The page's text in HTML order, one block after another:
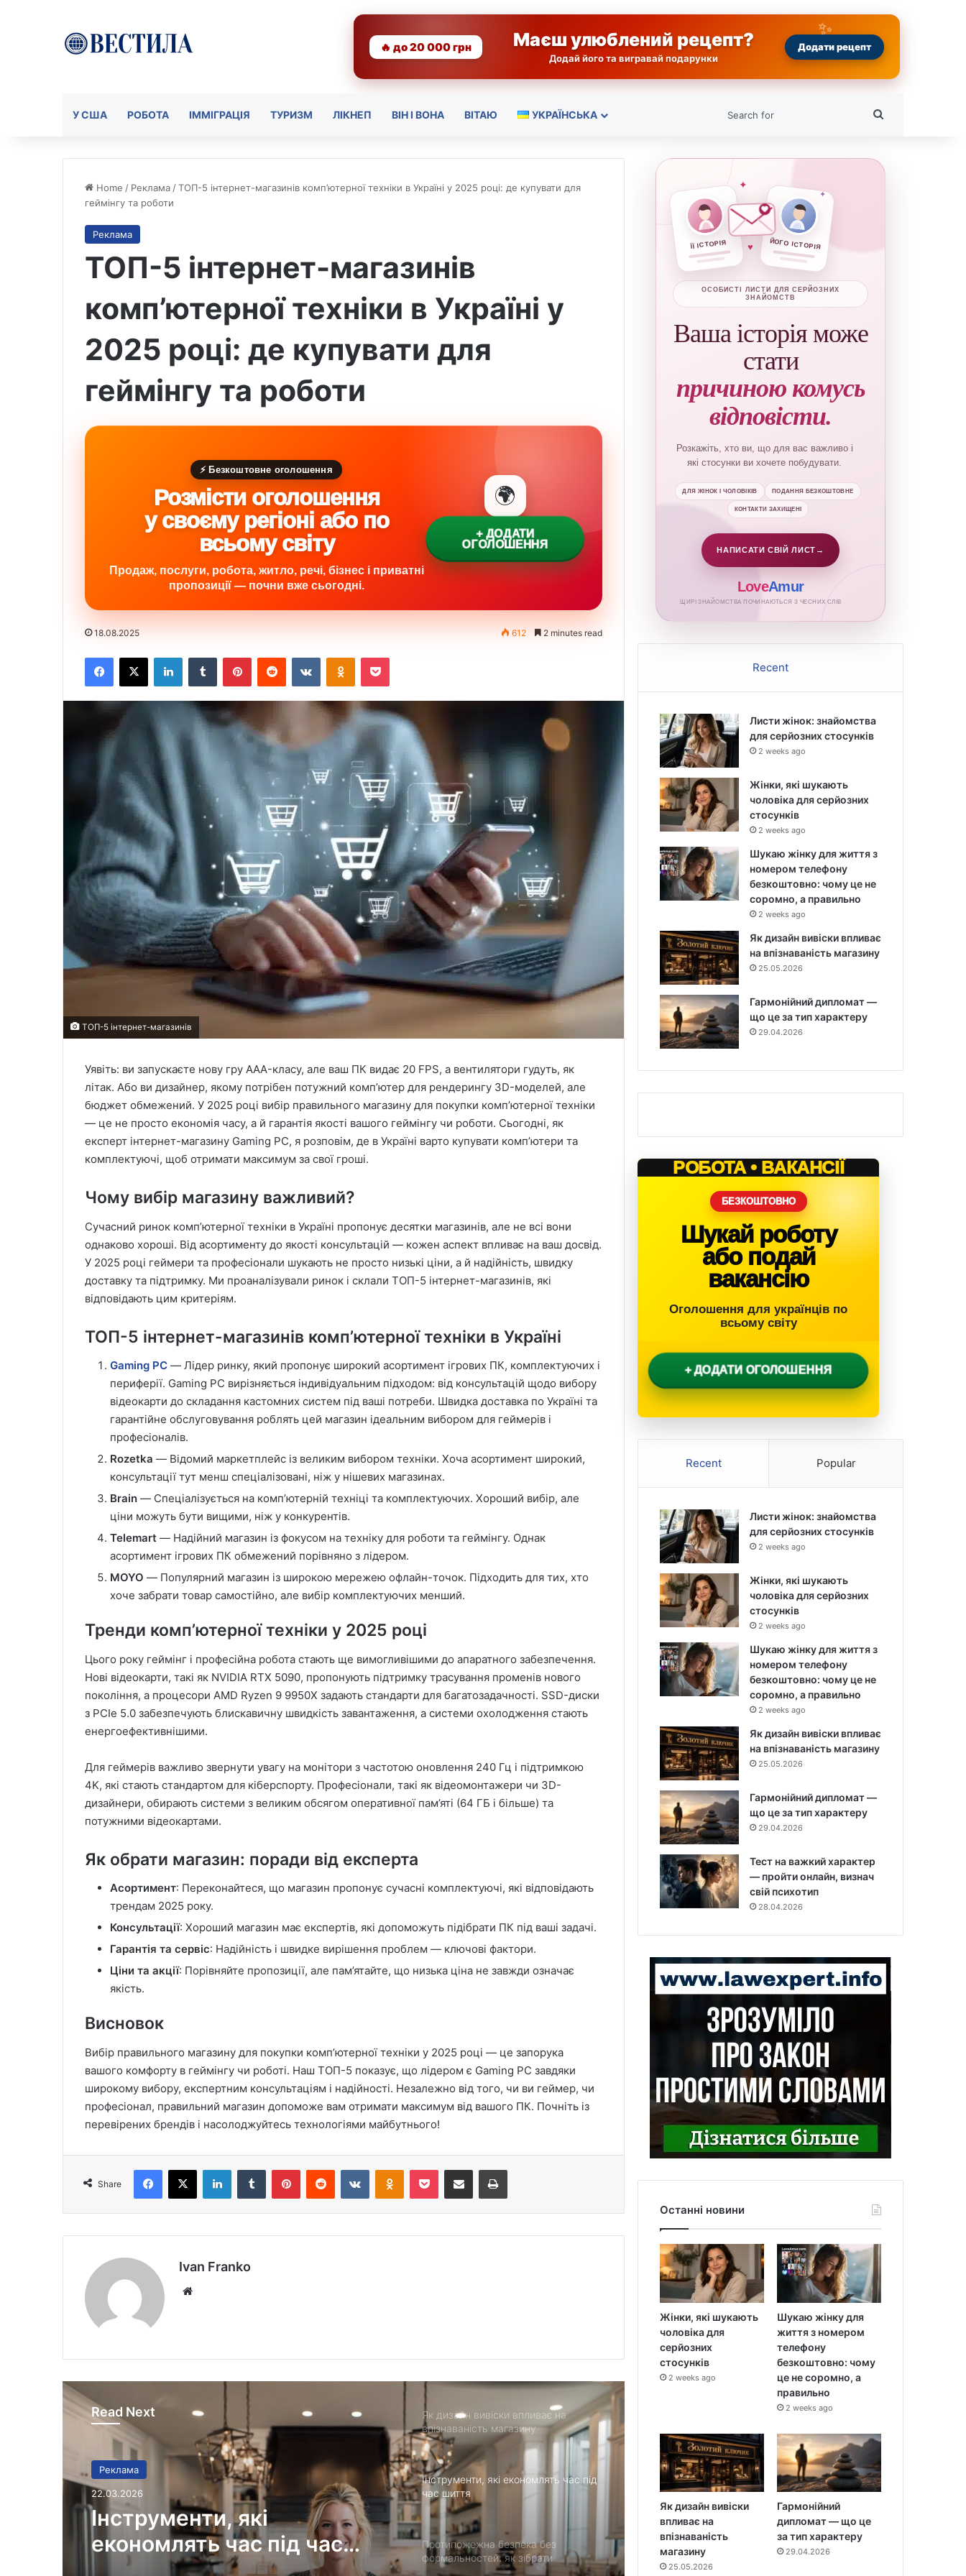
🔥 до 20 000 грн Маєш улюблений рецепт?
Додай його та вигравай подарунки
Додати рецепт
У США РОБОТА ІММІГРАЦІЯ ТУРИЗМ ЛІКНЕП ВІН І ВОНА ВІТАЮ УКРАЇНСЬКА
Home / Реклама /ТОП-5 інтернет-магазинів комп’ютерної техніки в Україні у 2025 році: де купувати для
геймінгу та роботи
Реклама
ТОП-5 інтернет-магазинів
комп’ютерної техніки в Україні у
2025 році: де купувати для
геймінгу та роботи
⚡ Безкоштовне оголошення
Розмісти оголошення
у своєму регіоні або по
всьому світу
Продаж, послуги, робота, житло, речі, бізнес і приватні
пропозиції — почни вже сьогодні.
🌍
+ ДОДАТИ
ОГОЛОШЕННЯ
18.08.2025 612 2 minutes read
Facebook
X LinkedInTumblr PinterestReddit VKontakteOdnoklassniki
Pocket
ТОП-5 інтернет-магазинів
Уявіть: ви запускаєте нову гру AAA-класу, але ваш ПК видає 20 FPS, а вентилятори гудуть, як
літак. Або ви дизайнер, якому потрібен потужний комп’ютер для рендерингу 3D-моделей, але
бюджет обмежений. У 2025 році вибір правильного магазину для покупки комп’ютерної техніки
— це не просто економія часу, а й гарантія якості вашого геймінгу чи роботи. Сьогодні, як
експерт інтернет-магазину Gaming PC, я розповім, де в Україні варто купувати комп’ютери та
комплектуючі, щоб отримати максимум за свої гроші.
Чому вибір магазину важливий?
Сучасний ринок комп’ютерної техніки в Україні пропонує десятки магазинів, але не всі вони
однаково хороші. Від асортименту до якості консультацій — кожен аспект впливає на ваш досвід.
У 2025 році геймери та професіонали шукають не просто низькі ціни, а й надійність, швидку
доставку та підтримку. Ми проаналізували ринок і склали ТОП-5 інтернет-магазинів, які
відповідають цим критеріям.
ТОП-5 інтернет-магазинів комп’ютерної техніки в Україні
Gaming PC — Лідер ринку, який пропонує широкий асортимент ігрових ПК, комплектуючих і
периферії. Gaming PC вирізняється індивідуальним підходом: від консультацій щодо вибору
відеокарти до складання кастомних систем під ваші потреби. Швидка доставка по Україні та
гарантійне обслуговування роблять цей магазин ідеальним вибором для геймерів і
професіоналів.
Rozetka — Відомий маркетплейс із великим вибором техніки. Хоча асортимент широкий,
консультації тут менш спеціалізовані, ніж у нішевих магазинах.
Brain — Спеціалізується на комп’ютерній техніці та комплектуючих. Хороший вибір, але
ціни можуть бути вищими, ніж у конкурентів.
Telemart — Надійний магазин із фокусом на техніку для роботи та геймінгу. Однак
асортимент ігрових ПК обмежений порівняно з лідером.
MOYO — Популярний магазин із широкою мережею офлайн-точок. Підходить для тих, хто
хоче забрати товар самостійно, але вибір комплектуючих менший.
Тренди комп’ютерної техніки у 2025 році
Цього року геймінг і професійна робота стають ще вимогливішими до апаратного забезпечення.
Нові відеокарти, такі як NVIDIA RTX 5090, пропонують підтримку трасування променів нового
покоління, а процесори AMD Ryzen 9 9950X задають стандарти для багатозадачності. SSD-диски
з PCIe 5.0 забезпечують блискавичну швидкість завантаження, а системи охолодження стають
енергоефективнішими.
Для геймерів важливо звернути увагу на монітори з частотою оновлення 240 Гц і підтримкою
4K, які стають стандартом для кіберспорту. Професіонали, такі як відеомонтажери чи 3D-
дизайнери, обирають системи з великим обсягом оперативної пам’яті (64 ГБ і більше) та
потужними відеокартами.
Як обрати магазин: поради від експерта
Асортимент: Переконайтеся, що магазин пропонує сучасні комплектуючі, які відповідають
трендам 2025 року.
Консультації: Хороший магазин має експертів, які допоможуть підібрати ПК під ваші задачі.
Гарантія та сервіс: Надійність і швидке вирішення проблем — ключові фактори.
Ціни та акції: Порівняйте пропозиції, але пам’ятайте, що низька ціна не завжди означає
якість.
Висновок
Вибір правильного магазину для покупки комп’ютерної техніки у 2025 році — це запорука
вашого комфорту в геймінгу чи роботі. Наш ТОП-5 показує, що лідером є Gaming PC завдяки
широкому вибору, експертним консультаціям і надійності. Незалежно від того, чи ви геймер, чи
професіонал, правильний магазин допоможе вам отримати максимум від вашого ПК. Почніть із
перевірених брендів і насолоджуйтесь технологіями майбутнього!
Share
Facebook
X LinkedInTumblr PinterestReddit VKontakteOdnoklassniki
Pocket Share via Email Print
Ivan Franko
Read Next
Реклама
22.03.2026
Інструменти, які
економлять час під час
шиття
Дієслово wollen в німецькій мові: як
виражати бажання та наміри
Інтимні девайси для жінок: як
вибрати модель без зайвих сумнівів
малювання: ТОП-5 причин
мисливських угідь: ATV vs SSV
Як дизайн вивіски впливає на
впізнаваність магазину
Інструменти, які економлять час під
час шиття
Протипожежна безпека без
формальностей: як зібрати
працюючу систему на об’єкті
ЇЇ ІСТОРІЯ ЙОГО ІСТОРІЯ
✦
♥
✦
ОСОБИСТІ ЛИСТИ ДЛЯ СЕРЙОЗНИХ
ЗНАЙОМСТВ
Ваша історія може
стати
причиною комусь
відповісти.
Розкажіть, хто ви, що для вас важливо і
які стосунки ви хочете побудувати.
ДЛЯ ЖІНОК І ЧОЛОВІКІВ ПОДАННЯ БЕЗКОШТОВНЕ
КОНТАКТИ ЗАХИЩЕНІ
НАПИСАТИ СВІЙ ЛИСТ →
LoveAmur
ЩИРІ ЗНАЙОМСТВА ПОЧИНАЮТЬСЯ З ЧЕСНИХ СЛІВ
Recent
Листи жінок: знайомства
для серйозних стосунків
2 weeks ago
Жінки, які шукають
чоловіка для серйозних
стосунків
2 weeks ago
Шукаю жінку для життя з
номером телефону
безкоштовно: чому це не
соромно, а правильно
2 weeks ago
Як дизайн вивіски впливає
на впізнаваність магазину
25.05.2026
Гармонійний дипломат —
що це за тип характеру
29.04.2026
РОБОТА • ВАКАНСІЇ
БЕЗКОШТОВНО
Шукай роботу
або подай
вакансію
Оголошення для українців по
всьому світу
+ ДОДАТИ ОГОЛОШЕННЯ
Recent Popular
Листи жінок: знайомства
для серйозних стосунків
2 weeks ago
Жінки, які шукають
чоловіка для серйозних
стосунків
2 weeks ago
Шукаю жінку для життя з
номером телефону
безкоштовно: чому це не
соромно, а правильно
2 weeks ago
Як дизайн вивіски впливає
на впізнаваність магазину
25.05.2026
Гармонійний дипломат —
що це за тип характеру
29.04.2026
Тест на важкий характер
— пройти онлайн, визнач
свій психотип
28.04.2026
Останні новини
Жінки, які шукають
чоловіка для
серйозних
стосунків
2 weeks ago
Шукаю жінку для
життя з номером
телефону
безкоштовно: чому
це не соромно, а
правильно
2 weeks ago
Як дизайн вивіски
впливає на
впізнаваність
магазину
25.05.2026
Гармонійний
дипломат — що це
за тип характеру
29.04.2026